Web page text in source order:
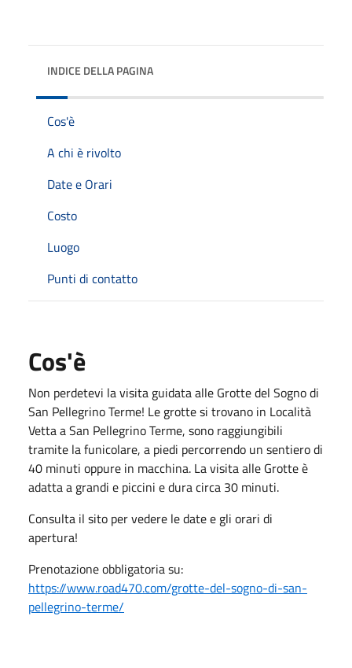
INDICE DELLA PAGINA
Cos'è
A chi è rivolto
Date e Orari
Costo
Luogo
Punti di contatto
Cos'è
Non perdetevi la visita guidata alle Grotte del Sogno di
San Pellegrino Terme! Le grotte si trovano in Località
Vetta a San Pellegrino Terme, sono raggiungibili
tramite la funicolare, a piedi percorrendo un sentiero di
40 minuti oppure in macchina. La visita alle Grotte è
adatta a grandi e piccini e dura circa 30 minuti.
Consulta il sito per vedere le date e gli orari di
apertura!
Prenotazione obbligatoria su:
https://www.road470.com/grotte-del-sogno-di-san-
pellegrino-terme/